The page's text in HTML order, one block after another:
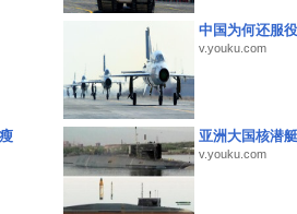
中国为何还服
v.youku.com
亚洲大国核潜
v.youku.com